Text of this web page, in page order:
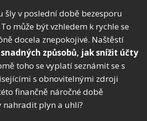
šly v poslední době bezesporu
To může být vzhledem k rychle se
docela znepokojivé. Naštěstí
způsobů, jak snížit účty
toho se vyplatí seznámit se s
s obnovitelnými zdroji
finančně náročné době
nahradit plyn a uhlí?